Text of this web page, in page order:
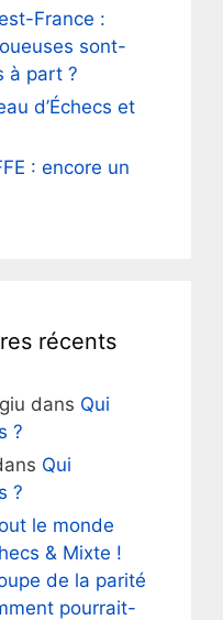
France :
sont-
à part ?
d’Échecs et
: encore un
récents
dans Qui
?
Qui
?
le monde
& Mixte !
de la parité
pourrait-